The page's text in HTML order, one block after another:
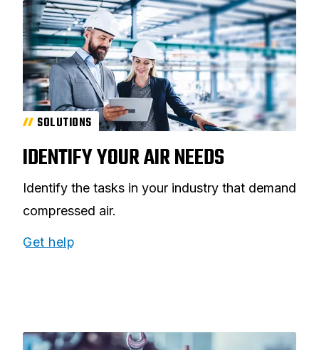
SOLUTIONS
IDENTIFY YOUR AIR NEEDS
Identify the tasks in your industry that demand
compressed air.
Get help